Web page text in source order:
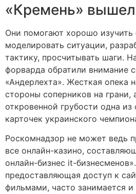
«Кремень» вышел
Они помогают хорошо изучить
моделировать ситуации,
тактику, просчитывать шаги.
форварда обратили внимание
«Андерлехта». Жесткая опека
стороны соперников на грани,
откровенной грубости одна
карточек украинского
Роскомнадзор не может ведь
все онлайн-казино,
онлайн-бизнес it-
предоставляющая доступ к
фильмами, часто занимается